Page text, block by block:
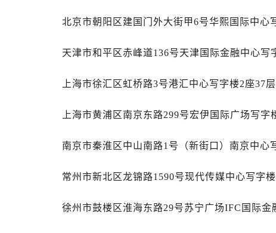
苏州市苏州工业园区星港街199号苏州
合肥市蜀山区潜山路111号万象城华润
青岛市南区山东路6号华润大厦B座22
长春市朝阳区西安大路727号中银大厦
昆明市盘龙区北京路928号同德昆明广
西安市碑林区南关正街88号华侨城长
北京市朝阳区建国门外大街甲6号华熙国际中心
天津市和平区赤峰道136号天津国际金融中心写
上海市徐汇区虹桥路3号港汇中心写字楼2座37
上海市黄浦区南京东路299号宏伊国际广场写字
南京市秦淮区中山南路1号（新街口）南京中心
常州市新北区龙锦路1590号现代传媒中心写字
徐州市鼓楼区淮海东路29号苏宁广场IFC国际金